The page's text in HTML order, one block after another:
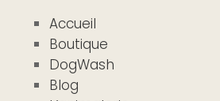
Accueil
Boutique
DogWash
Blog